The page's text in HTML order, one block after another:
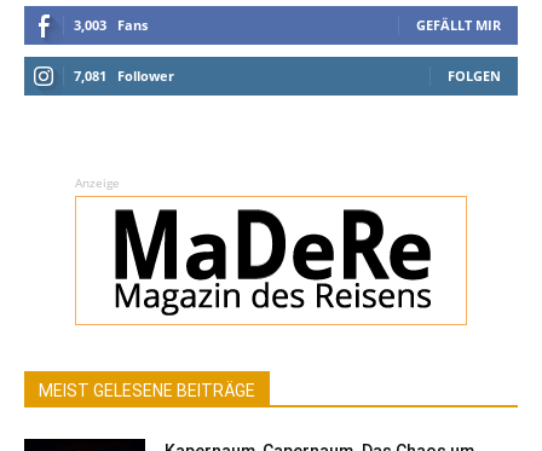
3,003 Fans GEFÄLLT MIR
7,081 Follower FOLGEN
Anzeige
MEIST GELESENE BEITRÄGE